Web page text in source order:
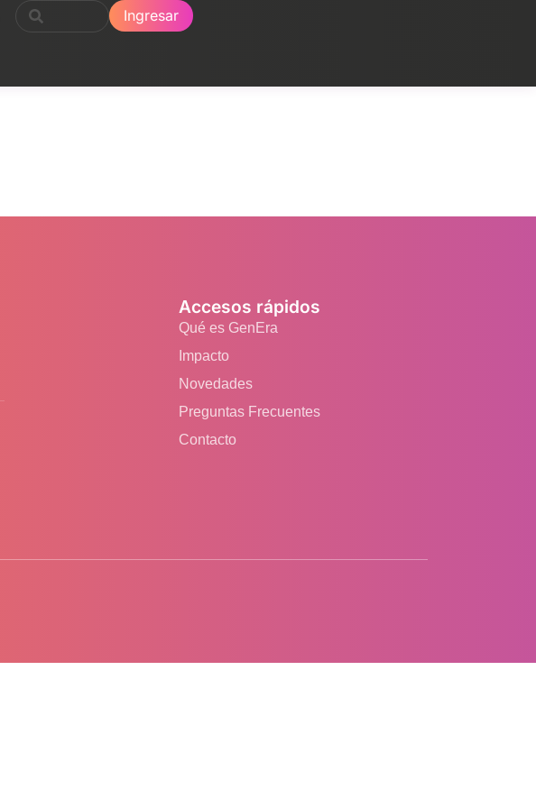
Ingresar
Accesos rápidos
Qué es GenEra
Impacto
Novedades
Preguntas Frecuentes
Contacto